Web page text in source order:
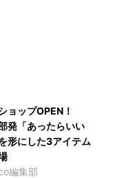
ョップOPEN！
発「あったらいい
形にした3アイテム
編集部